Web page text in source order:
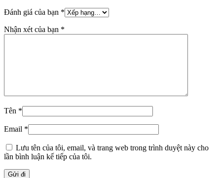
Đánh giá của bạn *
Nhận xét của bạn *
Tên *
Email *
Lưu tên của tôi, email, và trang web trong trình duyệt này cho
lần bình luận kế tiếp của tôi.